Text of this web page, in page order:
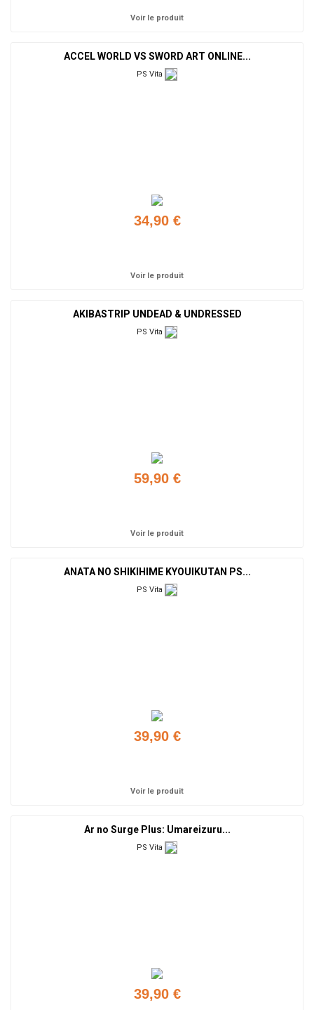
Voir le produit
ACCEL WORLD VS SWORD ART ONLINE...
PS Vita
34,90 €
Voir le produit
AKIBASTRIP UNDEAD & UNDRESSED
PS Vita
59,90 €
Voir le produit
ANATA NO SHIKIHIME KYOUIKUTAN PS...
PS Vita
39,90 €
Voir le produit
Ar no Surge Plus: Umareizuru...
PS Vita
39,90 €